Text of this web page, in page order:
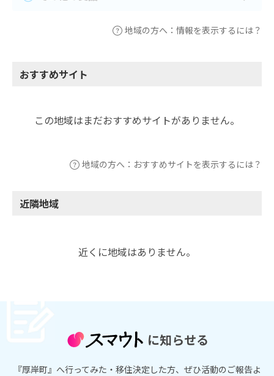
地域の方へ：情報を表示するには？
おすすめサイト
この地域はまだおすすめサイトがありません。
地域の方へ：おすすめサイトを表示するには？
近隣地域
近くに地域はありません。
に知らせる
『厚岸町』へ行ってみた・移住決定した方、ぜひ活動のご報告よ